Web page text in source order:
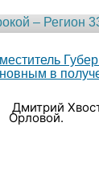
– Регион
в
Дмитрий
Орловой.